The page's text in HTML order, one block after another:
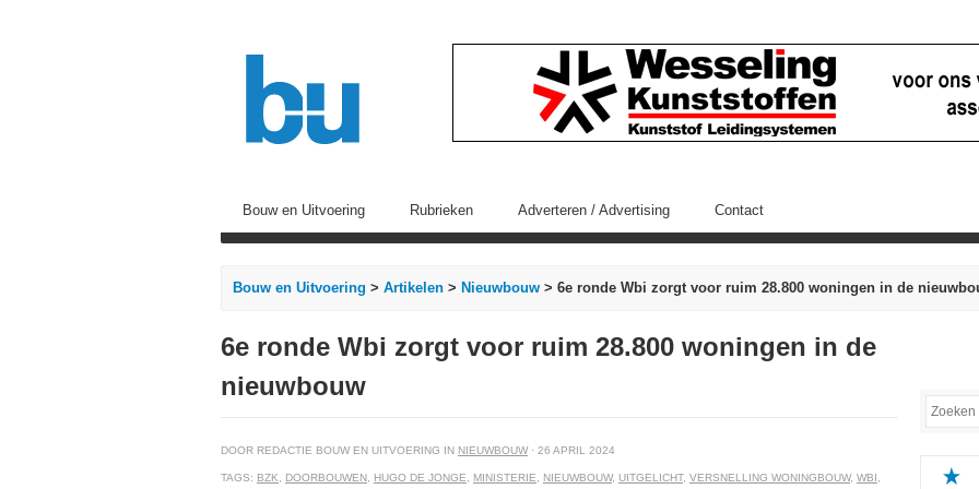
Bouw en Uitvoering Rubrieken Adverteren / Advertising Contact
Bouw en Uitvoering > Artikelen > Nieuwbouw > 6e ronde Wbi zorgt voor ruim 28.800 woningen in de
6e ronde Wbi zorgt voor ruim 28.800 woningen in de
nieuwbouw
DOOR REDACTIE BOUW EN UITVOERING IN NIEUWBOUW· 26 APRIL 2024
TAGS: BZK DOORBOUWEN HUGO DE JONGE MINISTERIE NIEUWBOUW, UITGELICHT, VERSNELLING WONINGBOUW, WBI